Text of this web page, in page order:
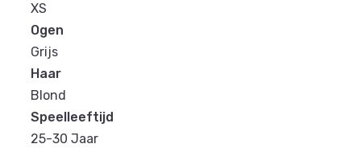
XS
Ogen
Grijs
Haar
Blond
Speelleeftijd
25-30 Jaar